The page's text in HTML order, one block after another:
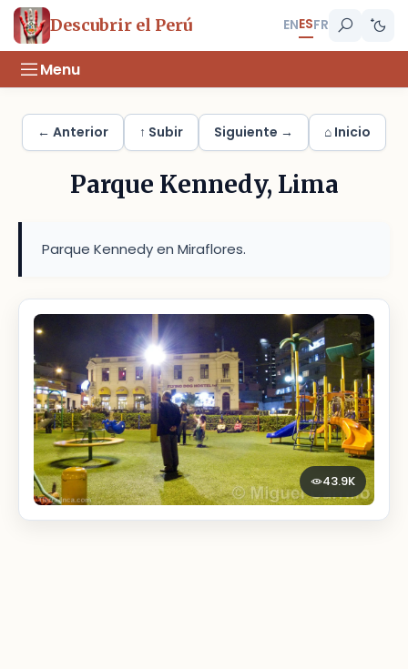
Descubrir el Perú ENESFR
Menu
← Anterior ↑ Subir Siguiente → ⌂ Inicio
Parque Kennedy, Lima
Parque Kennedy en Miraflores.
43.9K